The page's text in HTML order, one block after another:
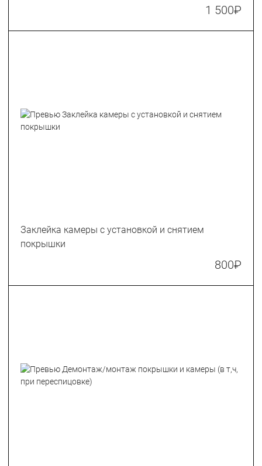
1 500₽
Заклейка камеры с установкой и снятием
покрышки
800₽